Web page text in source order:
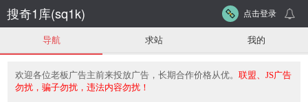
搜奇1库(sq1k) 点击登录
导航 求站 我的
欢迎各位老板广告主前来投放广告，长期合作价格从优。 联盟、JS广告
勿扰，骗子勿扰，违法内容勿扰！